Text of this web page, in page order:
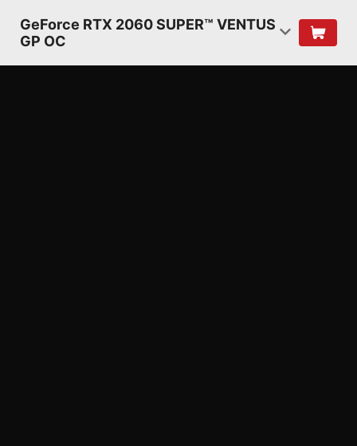
GeForce RTX 2060 SUPER™ VENTUS
GP OC